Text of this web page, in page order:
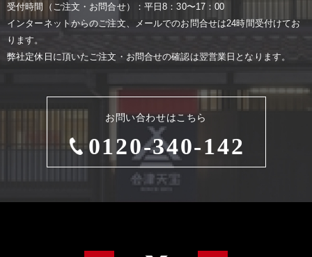
お問い合わせはこちら
0120-340-142
受付時間（ご注⽂・お問合せ）：平⽇8：30〜17：00
インターネットからのご注⽂、メールでのお問合せは24時間受付けてお
ります。
弊社定休⽇に頂いたご注⽂・お問合せの確認は翌営業⽇となります。